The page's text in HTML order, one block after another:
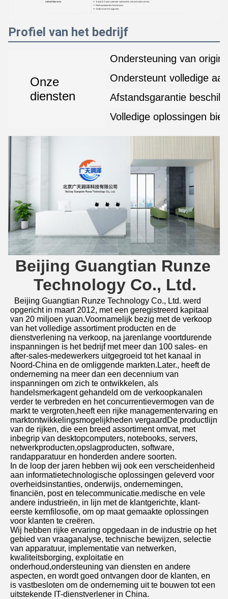
Profiel van het bedrijf
Onze
diensten
Ondersteuning van
Ondersteunt volledige
Afstandsgarantie
Volledige oplossingen
Beijing Guangtian Runze
Technology Co., Ltd.
Beijing Guangtian Runze Technology Co., Ltd. werd
opgericht in maart 2012, met een geregistreerd kapitaal
van 20 miljoen yuan.Voornamelijk bezig met de verkoop
van het volledige assortiment producten en de
dienstverlening na verkoop, na jarenlange voortdurende
inspanningen is het bedrijf met meer dan 100 sales- en
after-sales-medewerkers uitgegroeid tot het kanaal in
Noord-China en de omliggende markten.Later., heeft de
onderneming na meer dan een decennium van
inspanningen om zich te ontwikkelen, als
handelsmerkagent gehandeld om de verkoopkanalen
verder te verbreden en het concurrentievermogen van de
markt te vergroten,heeft een rijke managementervaring en
marktontwikkelingsmogelijkheden vergaardDe productlijn
van de rijken, die een breed assortiment omvat, met
inbegrip van desktopcomputers, notebooks, servers,
netwerkproducten,opslagproducten, software,
randapparatuur en honderden andere soorten.
In de loop der jaren hebben wij ook een verscheidenheid
aan informatietechnologische oplossingen geleverd voor
overheidsinstanties, onderwijs, ondernemingen,
financiën, post en telecommunicatie.medische en vele
andere industrieën, in lijn met de klantgerichte, klant-
eerste kernfilosofie, om op maat gemaakte oplossingen
voor klanten te creëren.
Wij hebben rijke ervaring opgedaan in de industrie op het
gebied van vraaganalyse, technische bewijzen, selectie
van apparatuur, implementatie van netwerken,
kwaliteitsborging, exploitatie en
onderhoud,ondersteuning van diensten en andere
aspecten, en wordt goed ontvangen door de klanten, en
is vastbesloten om de onderneming uit te bouwen tot een
uitstekende IT-dienstverlener in China.